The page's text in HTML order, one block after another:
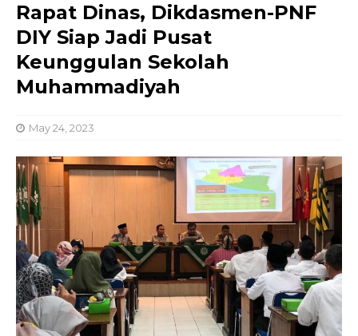
Rapat Dinas, Dikdasmen-PNF
DIY Siap Jadi Pusat
Keunggulan Sekolah
Muhammadiyah
May 24, 2023